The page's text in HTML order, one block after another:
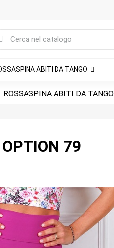
ABITI DA TANGO
ROSSASPINA ABITI DA TANGO
79